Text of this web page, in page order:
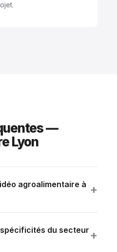
—
Lyon
agroalimentaire à +
du secteur +